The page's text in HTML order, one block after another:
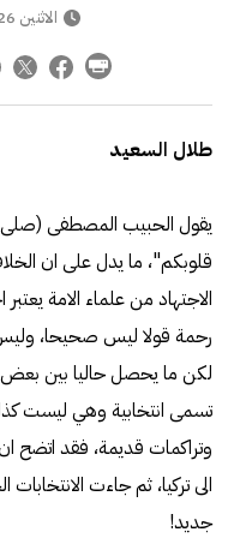
الاثنين 26 سبتمبر 2022
طلال السعيد
يقول الحبيب المصطفى (صلى
قلوبكم"، ما يدل على ان
الاجتهاد من علماء الامة
رحمة قولا ليس صحيحا،
لكن ما يحصل حاليا بين بعض
تسمى انتخابية وهي ليست
وتراكمات قديمة، فقد اتضح
الى تركيا، ثم جاءت
جديد!